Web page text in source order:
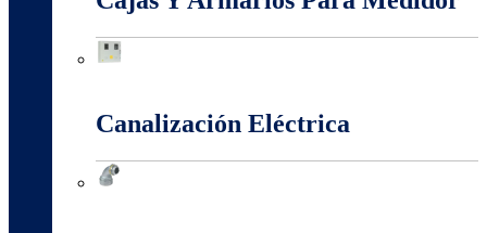
Canalización Eléctrica